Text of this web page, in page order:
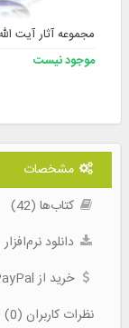
مجموعه آثار آیت
موجود نیست
مشخصات
کتاب‌ها (42)
دانلود نرم‌افزار
خرید از PayPal
نظرات کاربران (0)